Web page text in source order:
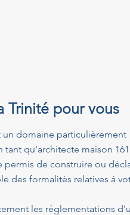
Trinité pour vous
domaine particulièrement
qu'architecte maison 161
permis de construire ou
des formalités relatives à
les réglementations